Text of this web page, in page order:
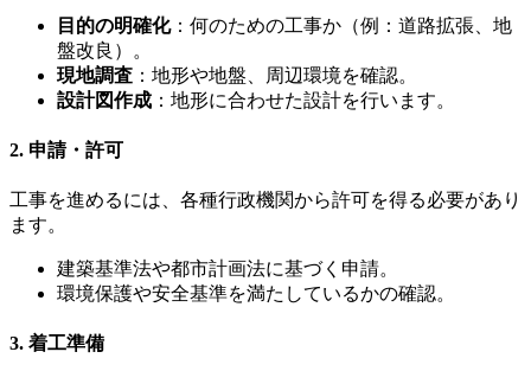
目的の明確化：何のための工事か（例：道路拡張、地
盤改良）。
現地調査 ：地形や地盤、周辺環境を確認。
設計図作成 ：地形に合わせた設計を行います。
2. 申請・許可
工事を進めるには、各種行政機関から許可を得る必要があり
ます。
建築基準法や都市計画法に基づく申請。
環境保護や安全基準を満たしているかの確認。
3. 着工準備